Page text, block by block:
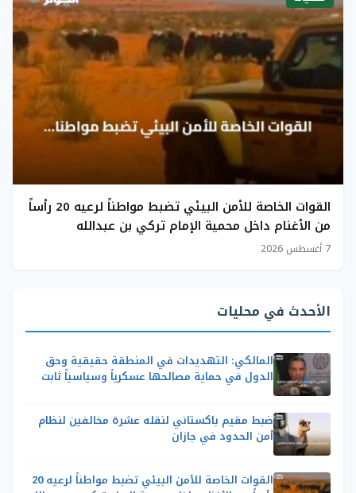
القوات الخاصة للأمن البيئي تضبط مواطناً لرعيه 20 رأساً
من الأغنام داخل محمية الإمام تركي بن عبدالله
7 أغسطس 2026
الأحدث في محليات
المالكي: التهديدات في المنطقة حقيقية وحق
الدول في حماية مصالحها عسكرياً وسياسياً ثابت
ضبط مقيم باكستاني لنقله عشرة مخالفين لنظام
أمن الحدود في جازان
القوات الخاصة للأمن البيئي تضبط مواطناً لرعيه 20